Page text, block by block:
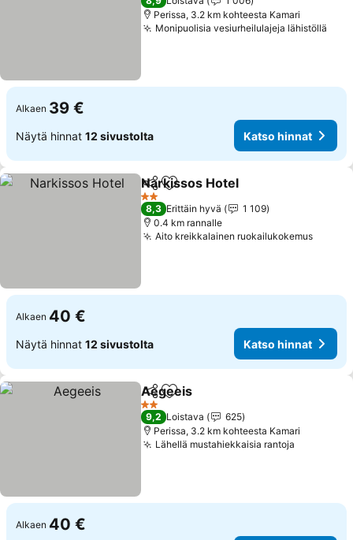
Perissa, 3.2 km kohteesta Kamari
Monipuolisia vesiurheilulajeja lähistöllä
Alkaen 39 €
Näytä hinnat 12 sivustolta Katso hinnat
Jaa Lisää suosikkeihin
Narkissos Hotel
2 Tähtiluokitus
8,3 Erittäin hyvä
1 109
0.4 km rannalle
Aito kreikkalainen ruokailukokemusKatso
Alkaen 40 €
Näytä hinnat 12 sivustolta Katso hinnat
Jaa Lisää suosikkeihin
Aegeeis
2 Tähtiluokitus
9,2 Loistava
625
Perissa, 3.2 km kohteesta Kamari
Lähellä mustahiekkaisia rantoja
Alkaen 40 €